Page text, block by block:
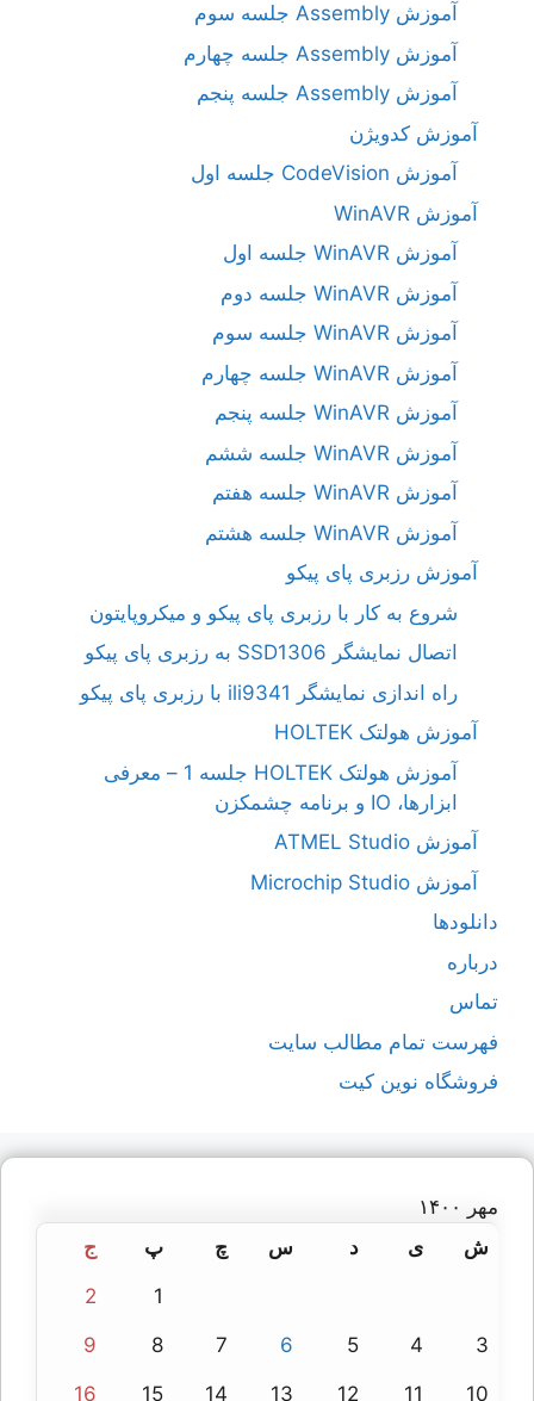
آموزش Assembly جلسه سوم
آموزش Assembly جلسه چهارم
آموزش Assembly جلسه پنجم
آموزش کدویژن
آموزش CodeVision جلسه اول
آموزش WinAVR
آموزش WinAVR جلسه اول
آموزش WinAVR جلسه دوم
آموزش WinAVR جلسه سوم
آموزش WinAVR جلسه چهارم
آموزش WinAVR جلسه پنجم
آموزش WinAVR جلسه ششم
آموزش WinAVR جلسه هفتم
آموزش WinAVR جلسه هشتم
آموزش رزبری پای پیکو
شروع به کار با رزبری پای پیکو و میکروپایتون
اتصال نمایشگر SSD1306 به رزبری پای پیکو
راه اندازی نمایشگر ili9341 با رزبری پای پیکو
آموزش هولتک HOLTEK
آموزش هولتک HOLTEK جلسه 1 – معرفی
ابزارها، IO و برنامه چشمکزن
آموزش ATMEL Studio
آموزش Microchip Studio
دانلودها
درباره
تماس
فهرست تمام مطالب سایت
فروشگاه نوین کیت
مهر ۱۴۰۰
ش
ی د س چ پ ج
1
2
3
4
5
6
7
8
9
10
11
12
13
14
15
16